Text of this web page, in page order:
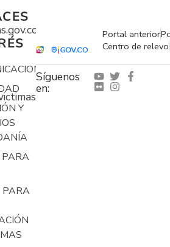
Y
PARA
Portal anterior
Centro de relevo
Síguenos
en: